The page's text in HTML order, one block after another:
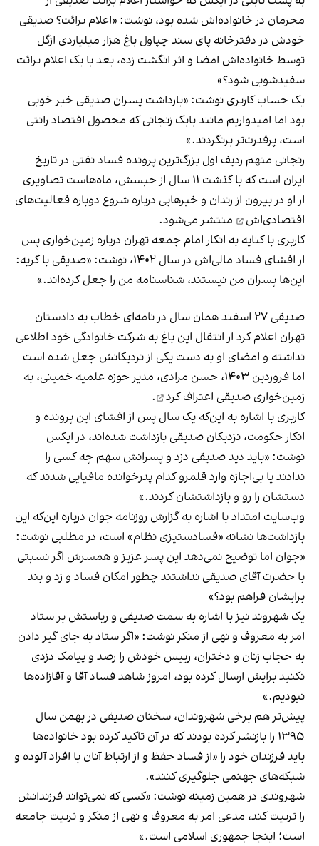
مجرمان در خانواده‌اش شده بود، نوشت: «اعلام برائت؟ صدیقی
خودش در دفترخانه پای سند چپاول باغ هزار میلیاردی ازگل
توسط خانواده‌اش امضا و اثر انگشت زده، بعد با یک اعلام برائت
سفیدشویی شود؟»
یک حساب کاربری نوشت: «بازداشت پسران صدیقی خبر خوبی
بود اما امیدواریم مانند بابک زنجانی که محصول اقتصاد رانتی
است، پر‌قدرت‌تر برنگردند.»
زنجانی متهم ردیف اول بزرگ‌ترین پرونده فساد نفتی در تاریخ
ایران است که با گذشت ۱۱ سال از حبسش، ماه‌هاست تصاویری
از او در بیرون از زندان و خبرهایی درباره شروع دوباره فعالیت‌های
اقتصادی‌اش
منتشر می‌شود.
کاربری با کنایه به انکار امام جمعه تهران درباره زمین‌خواری پس
از افشای فساد مالی‌اش در سال ۱۴۰۲، نوشت: «صدیقی با گریه:
این‌ها پسران من نیستند، شناسنامه من را جعل کرده‌اند.»
صدیقی ۲۷ اسفند همان سال در نامه‌ای خطاب به دادستان
تهران اعلام کرد از انتقال این باغ به شرکت خانوادگی خود اطلاعی
نداشته و امضای او به دست یکی از نزدیکانش جعل شده است
اما فروردین ۱۴۰۳، حسن مرادی، مدیر حوزه علمیه خمینی، به
زمین‌خواری صدیقی اعتراف کرد
.
کاربری با اشاره به این‌که یک سال پس از افشای این پرونده و
انکار حکومت، نزدیکان صدیقی بازداشت شده‌اند، در ایکس
نوشت: «باید دید صدیقی دزد و پسرانش سهم چه کسی را
ندادند یا بی‌اجازه وارد قلمرو کدام پدرخوانده مافیایی شدند که
دستشان را رو و بازداشتشان کردند.»
وب‌سایت امتداد با اشاره به گزارش روزنامه جوان درباره این‌که این
بازداشت‌ها نشانه «فسادستیزی نظام» است، در مطلبی نوشت:
«جوان اما توضیح نمی‌دهد این پسر عزیز و همسرش اگر نسبتی
با حضرت آقای صدیقی نداشتند چطور امکان فساد و زد و بند
برایشان فراهم بود؟»
یک شهروند نیز با اشاره به سمت صدیقی و ریاستش بر ستاد
امر به معروف و نهی از منکر نوشت: «اگر ستاد به جای گیر دادن
به حجاب زنان و دختران، رییس خودش را رصد و پیامک دزدی
نکنید برایش ارسال کرده بود، امروز شاهد فساد آقا و آقازاده‌ها
نبودیم.»
پیش‌تر هم برخی شهروندان، سخنان صدیقی در بهمن سال
۱۳۹۵ را بازنشر کرده بودند که در آن تاکید کرده بود خانواده‌ها
باید فرزندان خود را «از فساد حفظ و از ارتباط آنان با افراد آلوده و
شبکه‌های جهنمی جلوگیری کنند».
شهروندی در همین زمینه نوشت: «کسی‌ که نمی‌تواند فرزندانش
را تربیت کند، مدعی امر به معروف و نهی از منکر و تربیت جامعه
است؛ اینجا جمهوری اسلامی ا‌ست.»